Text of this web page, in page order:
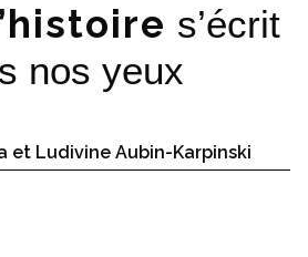
s’écrit
nos yeux
et Ludivine Aubin-Karpinski